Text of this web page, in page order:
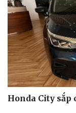
Honda City sắp